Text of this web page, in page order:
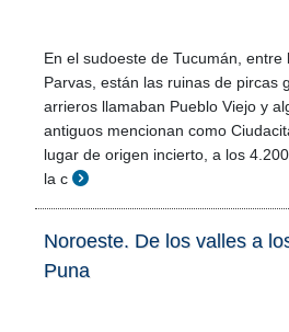
En el sudoeste de Tucumán,
Parvas, están las ruinas de pircas
arrieros llamaban Pueblo Viejo y
antiguos mencionan como
lugar de origen incierto, a los
la c
Noroeste. De los valles a
Puna